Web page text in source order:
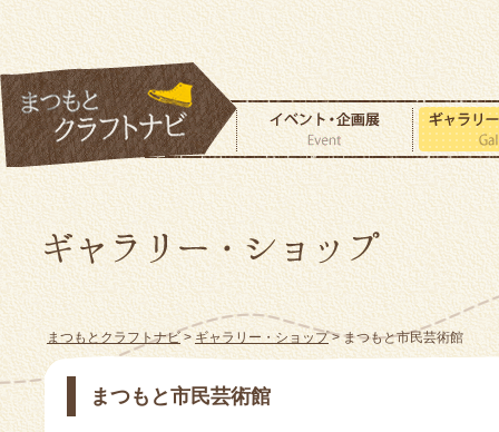
まつもとクラフトナビ>ギャラリー・ショップ> まつもと市民芸術館
まつもと市民芸術館